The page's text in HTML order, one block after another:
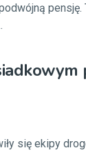
pensję.
się ekipy